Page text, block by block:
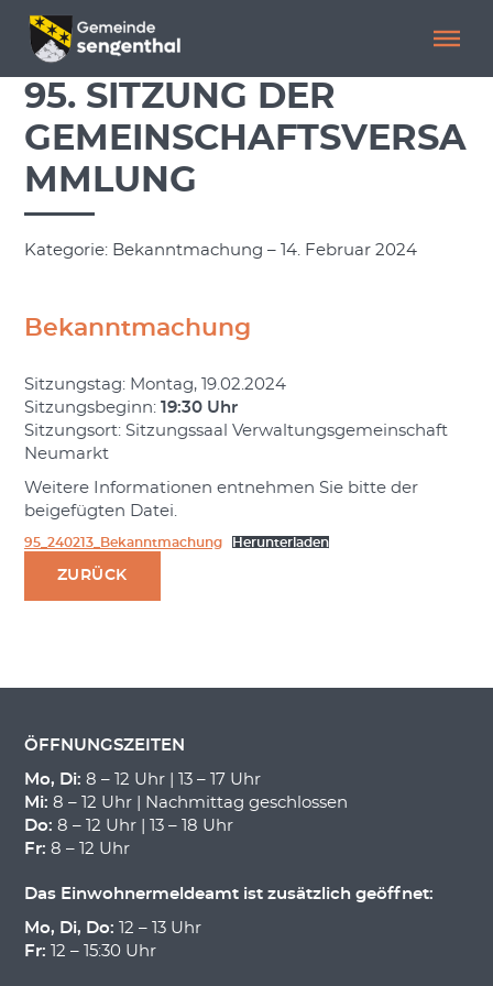
Menü überspringen
Menü überspringen
95. SITZUNG DER
GEMEINSCHAFTSVERSA
MMLUNG
Kategorie: Bekanntmachung – 14. Februar 2024
Bekanntmachung
Sitzungstag: Montag, 19.02.2024
Sitzungsbeginn: 19:30 Uhr
Sitzungsort: Sitzungssaal Verwaltungsgemeinschaft
Neumarkt
Weitere Informationen entnehmen Sie bitte der
beigefügten Datei.
95_240213_Bekanntmachung Herunterladen
ZURÜCK
ÖFFNUNGSZEITEN
Mo, Di: 8 – 12 Uhr | 13 – 17 Uhr
Mi: 8 – 12 Uhr | Nachmittag geschlossen
Do: 8 – 12 Uhr | 13 – 18 Uhr
Fr: 8 – 12 Uhr
Das Einwohnermeldeamt ist zusätzlich geöffnet:
Mo, Di, Do: 12 – 13 Uhr
Fr: 12 – 15:30 Uhr